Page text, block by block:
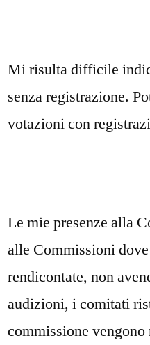
Mi risulta difficile
senza registrazione.
votazioni con
Le mie presenze alla
alle Commissioni
rendicontate, non
audizioni, i comitati
commissione